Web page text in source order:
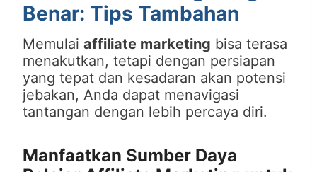
Benar: Tips Tambahan
Memulai affiliate marketing bisa terasa
menakutkan, tetapi dengan persiapan
yang tepat dan kesadaran akan potensi
jebakan, Anda dapat menavigasi
tantangan dengan lebih percaya diri.
Manfaatkan Sumber Daya